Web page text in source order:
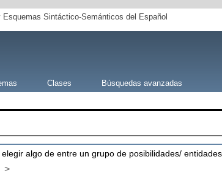
Sintáctico-Semánticos del Español
Clases Búsquedas avanzadas
elegir algo de entre un grupo de posibilidades/ entidades
>